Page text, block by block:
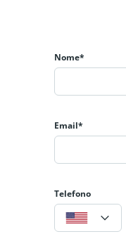
Linee della
Nome*
Email*
Telefono